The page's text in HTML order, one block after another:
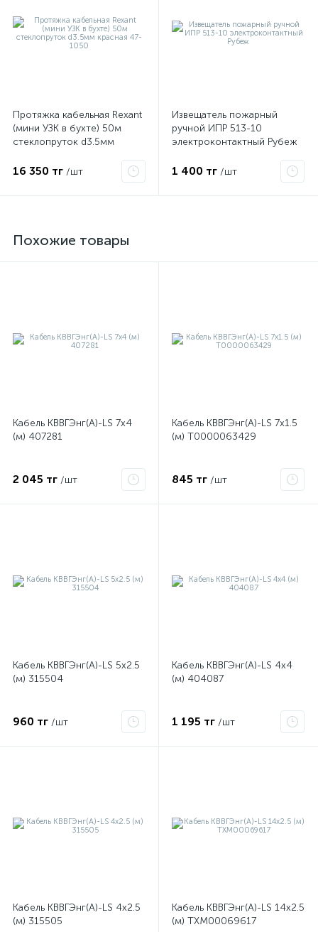
Протяжка кабельная Rexant
(мини УЗК в бухте) 50м
стеклопруток d3.5мм
16 350 тг /шт
Извещатель пожарный
ручной ИПР 513-10
электроконтактный Рубеж
1 400 тг /шт
Похожие товары
Кабель КВВГЭнг(А)-LS 7х4
(м) 407281
2 045 тг /шт
Кабель КВВГЭнг(А)-LS 7х1.5
(м) Т0000063429
845 тг /шт
Кабель КВВГЭнг(А)-LS 5х2.5
(м) 315504
960 тг /шт
Кабель КВВГЭнг(А)-LS 4х4
(м) 404087
1 195 тг /шт
Кабель КВВГЭнг(А)-LS 4х2.5
(м) 315505
Кабель КВВГЭнг(А)-LS 14х2.5
(м) ТХМ00069617